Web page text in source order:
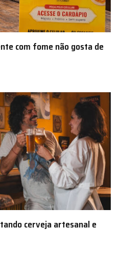
com fome não gosta de
cerveja artesanal e